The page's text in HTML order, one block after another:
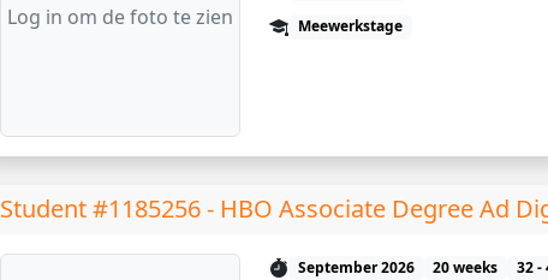
Log in om de foto te zien
Meewerkstage
Student #1185256 - HBO Associate Degree Ad
September 2026 20 weeks
32 -